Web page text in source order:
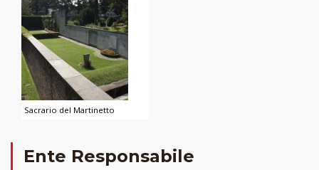
Sacrario del Martinetto
Ente Responsabile